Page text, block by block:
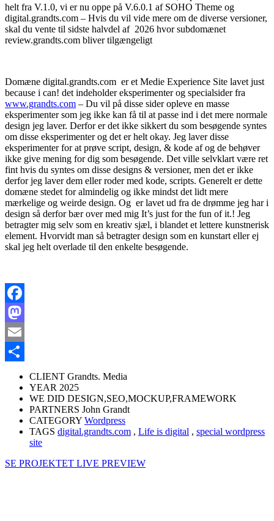
helt fra V.1.0, vi er nu oppe på V.6.0.1 af SOHO Theme og
digital.grandts.com – Hvis du vil vide mere om de diverse versioner,
skal du vente til sidste halvdel af 2026 hvor subdomænet
review.grandts.com bliver tilgængeligt
Domæne digital.grandts.com er et Medie Experience Site lavet just
because i can! det indeholder eksperimenter og specialsider fra
www.grandts.com – Du vil på disse sider opleve en masse
eksperimenter som jeg ikke kan få til at passe ind i det mere normale
design jeg laver. Derfor er det ikke sikkert du som besøgende syntes
om disse eksperimenter og det er helt okay. Jeg laver disse
eksperimenter for at prøve script, design, & kode af og de behøver
ikke give mening for dig som besøgende. Det ville selvklart være ret
fint hvis du syntes om disse designs & versioner, men det er ikke
derfor jeg laver dem eller roder med kode, scripts. Generelt er dette
domæne stedet for almindelig og ikke mindst det lidt mere
mærkelige og weirde design. Og er lavet ud fra de drømme jeg har i
design så derfor bær over med mig It’s just for the fun of it.! Jeg
betragter mig selv som en kreativ sjæl, i blandet et lettere kunstnerisk
element. Hvorvidt man så betragter design som en kunstart eller ej
skal jeg helt overlade til den enkelte besøgende.
Facebook
Mastodon
Email
CLIENT Grandts. Media
YEAR 2025
WE DID DESIGN,SEO,MOCKUP,FRAMEWORK
PARTNERS John Grandt
CATEGORY Wordpress
TAGS digital.grandts.com , Life is digital , special wordpress
site
SE PROJEKTET LIVE PREVIEW